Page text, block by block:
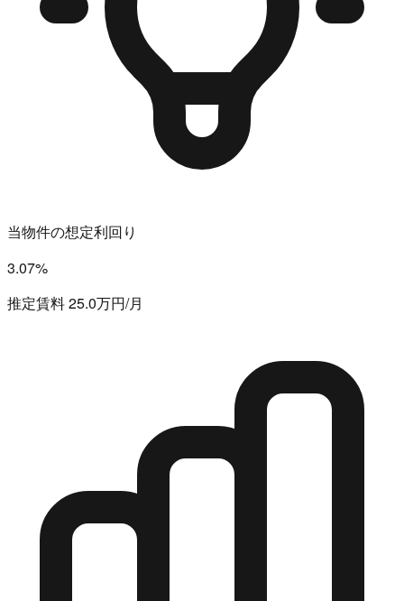
当物件の想定利回り
3.07%
推定賃料 25.0万円/月